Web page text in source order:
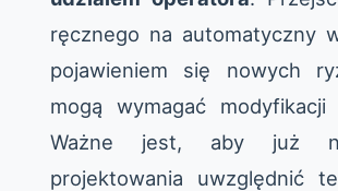
ręcznego na automatyczny
pojawieniem się nowych
mogą wymagać modyfikacji
Ważne jest, aby już
projektowania uwzględnić